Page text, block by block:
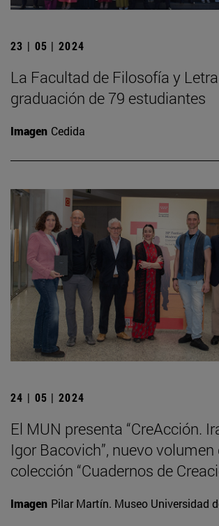
23 | 05 | 2024
La Facultad de Filosofía y
graduación de 79 estudiantes
Imagen Cedida
24 | 05 | 2024
El MUN presenta “CreAcción.
Igor Bacovich”, nuevo volumen
colección “Cuadernos de
Imagen Pilar Martín. Museo Universidad